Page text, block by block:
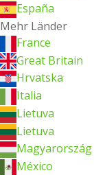
España
Mehr Länder
France
Great Britain
Hrvatska
Italia
Lietuva
Lietuva
Magyarország
México